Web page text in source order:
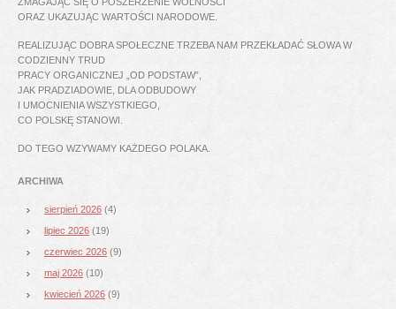
ORAZ UKAZUJĄC WARTOŚCI NARODOWE.
REALIZUJĄC DOBRA SPOŁECZNE TRZEBA NAM PRZEKŁADAĆ SŁOWA W
CODZIENNY TRUD
PRACY ORGANICZNEJ „OD PODSTAW”,
JAK PRADZIADOWIE, DLA ODBUDOWY
I UMOCNIENIA WSZYSTKIEGO,
CO POLSKĘ STANOWI.
DO TEGO WZYWAMY KAŻDEGO POLAKA.
ARCHIWA
sierpień 2026 (4)
lipiec 2026 (19)
czerwiec 2026 (9)
maj 2026 (10)
kwiecień 2026 (9)